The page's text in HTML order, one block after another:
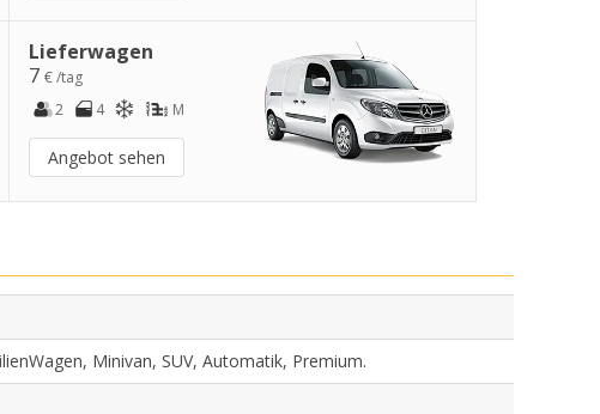
Lieferwagen
7 € /tag
2
4 M
Angebot sehen
Minivan, SUV, Automatik, Premium.